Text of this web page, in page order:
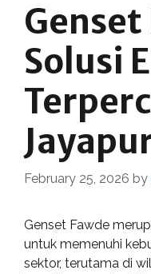
Genset
Solusi
February 25, 2026 by
Genset Fawde
untuk memenuhi
sektor, terutama di